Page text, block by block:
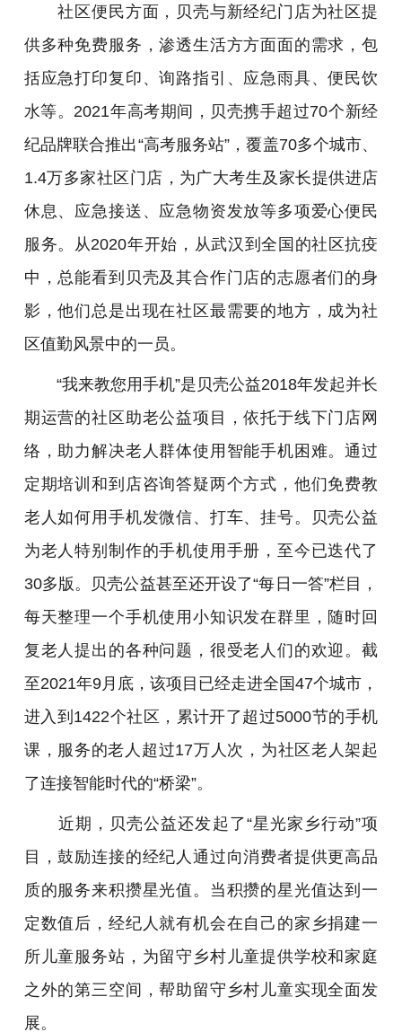
社区便民方面，贝壳与新经纪门店为社区提
供多种免费服务，渗透生活方方面面的需求，包
括应急打印复印、询路指引、应急雨具、便民饮
水等。2021年高考期间，贝壳携手超过70个新经
纪品牌联合推出“高考服务站”，覆盖70多个城市、
1.4万多家社区门店，为广大考生及家长提供进店
休息、应急接送、应急物资发放等多项爱心便民
服务。从2020年开始，从武汉到全国的社区抗疫
中，总能看到贝壳及其合作门店的志愿者们的身
影，他们总是出现在社区最需要的地方，成为社
区值勤风景中的一员。
“我来教您用手机”是贝壳公益2018年发起并长
期运营的社区助老公益项目，依托于线下门店网
络，助力解决老人群体使用智能手机困难。通过
定期培训和到店咨询答疑两个方式，他们免费教
老人如何用手机发微信、打车、挂号。贝壳公益
为老人特别制作的手机使用手册，至今已迭代了
30多版。贝壳公益甚至还开设了“每日一答”栏目，
每天整理一个手机使用小知识发在群里，随时回
复老人提出的各种问题，很受老人们的欢迎。截
至2021年9月底，该项目已经走进全国47个城市，
进入到1422个社区，累计开了超过5000节的手机
课，服务的老人超过17万人次，为社区老人架起
了连接智能时代的“桥梁”。
近期，贝壳公益还发起了“星光家乡行动”项
目，鼓励连接的经纪人通过向消费者提供更高品
质的服务来积攒星光值。当积攒的星光值达到一
定数值后，经纪人就有机会在自己的家乡捐建一
所儿童服务站，为留守乡村儿童提供学校和家庭
之外的第三空间，帮助留守乡村儿童实现全面发
展。